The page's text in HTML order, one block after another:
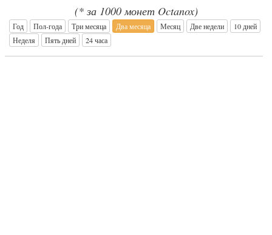
(* за 1000 монет Octanox)
Год Пол-года Три месяца Два месяца Месяц Две недели
10 дней
Неделя
Пять дней 24 часа